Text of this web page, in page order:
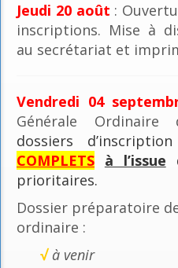
Jeudi 20 août :
inscriptions. Mise à
au secrétariat et
Vendredi 04
Générale Ordinaire
dossiers
COMPLETS à l’issue
prioritaires.
Dossier préparatoire
ordinaire :
√ à venir